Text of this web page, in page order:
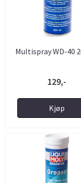
Multispray WD-40
129,-
Kjøp